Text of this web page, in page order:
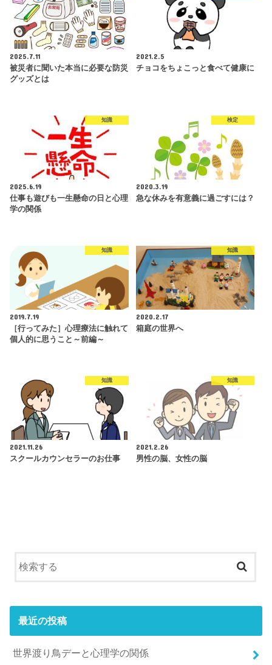
2025.7.11
被災者に聞いた本当に必要な防災
グッズとは
2021.2.5
チョコをちょこっと食べて健康に
知識
2025.6.19
仕事も遊びも一生懸命の日と心理
学の関係
検定
2020.3.19
急な休みを有意義に過ごすには？
知識
2019.7.19
［行ってみた］心理療法に触れて
個人的に思うこと～前編～
知識
2020.2.17
箱庭の世界へ
知識
2021.11.26
スクールカウンセラーのお仕事
知識
2021.2.26
男性の脳、女性の脳
最近の投稿
世界渡り鳥デーと心理学の関係